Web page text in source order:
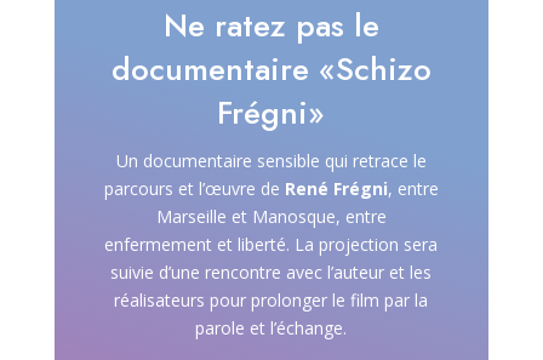
Ne ratez pas le
documentaire «Schizo
Frégni»
Un documentaire sensible qui retrace le
parcours et l’œuvre de René Frégni, entre
Marseille et Manosque, entre
enfermement et liberté. La projection sera
suivie d’une rencontre avec l’auteur et les
réalisateurs pour prolonger le film par la
parole et l’échange.